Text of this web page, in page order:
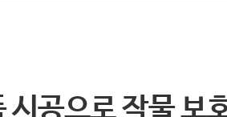
시공으로 작물 보